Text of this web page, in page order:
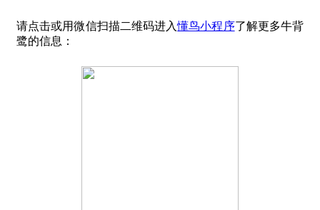
请点击或用微信扫描二维码进入懂鸟小程序了解更多牛背
鹭的信息：